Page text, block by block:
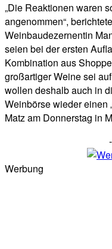
„Die Reaktionen waren
angenommen“,
Weinbaudezernentin
seien bei der ersten
Kombination aus
großartiger Weine sei
wollen deshalb auch in
Weinbörse wieder einen
Matz am Donnerstag in
Werbung